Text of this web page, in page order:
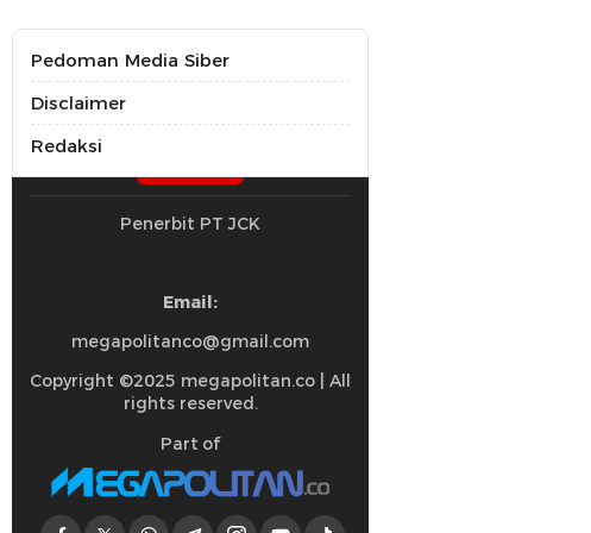
Pedoman Media Siber
Disclaimer
Redaksi
Penerbit PT JCK
Email:
megapolitanco@gmail.com
Copyright ©2025 megapolitan.co | All
rights reserved.
Part of